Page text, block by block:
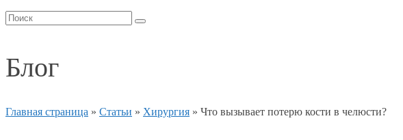
Блог
Главная страница » Статьи » Хирургия » Что вызывает потерю кости в челюсти?